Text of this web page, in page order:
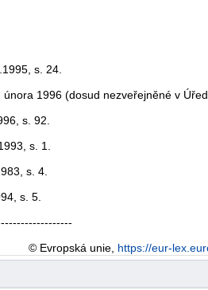
s. 24.
února 1996 (dosud nezveřejněné v
s. 92.
s. 1.
s. 4.
s. 5.
© Evropská unie, https://eur-